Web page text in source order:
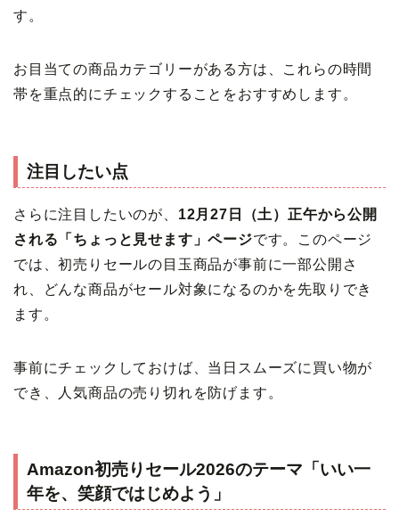
す。
お目当ての商品カテゴリーがある方は、これらの時間
帯を重点的にチェックすることをおすすめします。
注目したい点
さらに注目したいのが、 12月27日（土）正午から公開
される「ちょっと見せます」ページです。このページ
では、初売りセールの目玉商品が事前に一部公開さ
れ、どんな商品がセール対象になるのかを先取りでき
ます。
事前にチェックしておけば、当日スムーズに買い物が
でき、人気商品の売り切れを防げます。
Amazon初売りセール2026のテーマ「いい一
年を、笑顔ではじめよう」